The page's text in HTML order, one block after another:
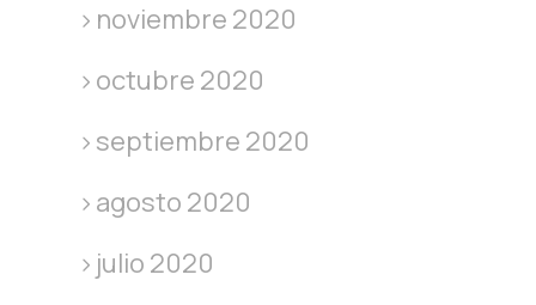
noviembre 2020
octubre 2020
septiembre 2020
agosto 2020
julio 2020